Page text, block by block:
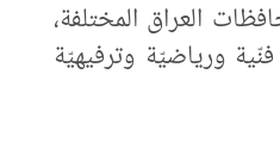
العراق المختلفة،
ورياضيّة وترفيهيّة